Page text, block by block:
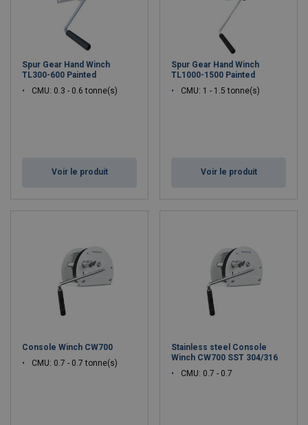
Spur Gear Hand Winch
TL300-600 Painted
CMU: 0.3 - 0.6 tonne(s)
Voir le produit
Spur Gear Hand Winch
TL1000-1500 Painted
CMU: 1 - 1.5 tonne(s)
Voir le produit
Console Winch CW700
CMU: 0.7 - 0.7 tonne(s)
Stainless steel Console
Winch CW700 SST 304/316
CMU: 0.7 - 0.7